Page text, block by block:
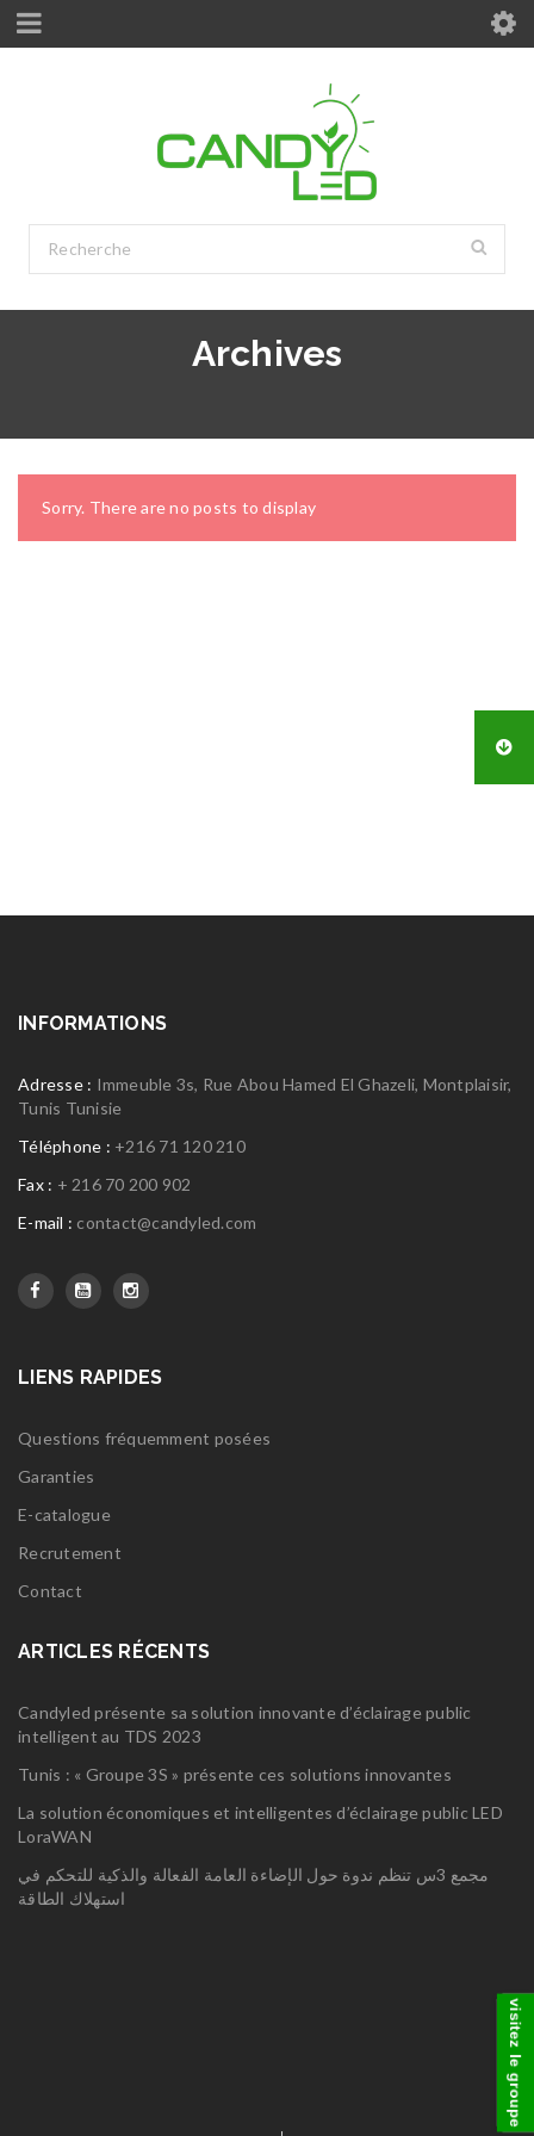
Archives
Sorry. There are no posts to display
INFORMATIONS
Adresse : Immeuble 3s, Rue Abou Hamed El Ghazeli, Montplaisir,
Tunis Tunisie
Téléphone : +216 71 120 210
Fax : + 216 70 200 902
E-mail : contact@candyled.com
LIENS RAPIDES
Questions fréquemment posées
Garanties
E-catalogue
Recrutement
Contact
ARTICLES RÉCENTS
Candyled présente sa solution innovante d’éclairage public
intelligent au TDS 2023
Tunis : « Groupe 3S » présente ces solutions innovantes
La solution économiques et intelligentes d’éclairage public LED
LoraWAN
مجمع 3س تنظم ندوة حول الإضاءة العامة الفعالة والذكية للتحكم في
استهلاك الطاقة
visitez le groupe